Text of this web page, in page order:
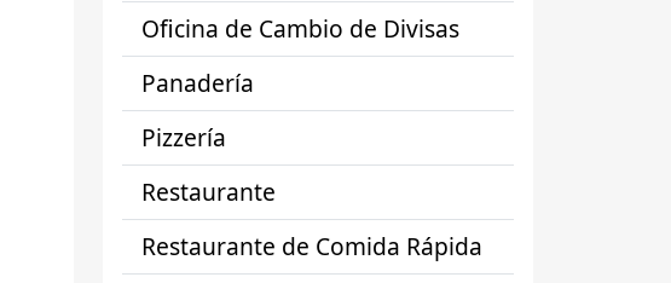
Oficina de Cambio de Divisas
Panadería
Pizzería
Restaurante
Restaurante de Comida Rápida